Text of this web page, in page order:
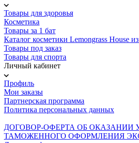
Товары для здоровья
Косметика
Товары за 1 бат
Каталог косметики Lemongrass House
Товары под заказ
Товары для спорта
Личный кабинет
Профиль
Мои заказы
Партнерская программа
Политика персональных данных
ДОГОВОР-ОФЕРТА ОБ ОКАЗАНИИ
ТАМОЖЕННОГО ОФОРМЛЕНИЯ